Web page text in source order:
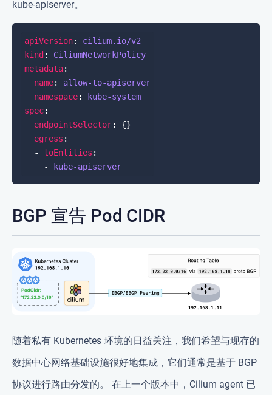
kube-apiserver。
apiVersion: cilium.io/v2
kind : CiliumNetworkPolicy
metadata
name: allow-to-apiserver
namespace:
kube-system
spec
endpointSelector
egress
  -
toEntities
    -
kube-apiserver
BGP 宣告 Pod CIDR
随着私有 Kubernetes 环境的日益关注，我们希望与现存的
数据中心网络基础设施很好地集成，它们通常是基于 BGP
协议进行路由分发的。 在上一个版本中，Cilium agent 已